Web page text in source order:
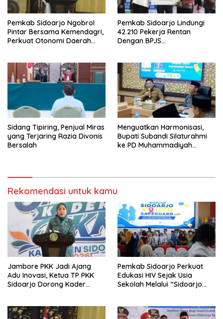
Pemkab Sidoarjo Ngobrol
Pintar Bersama Kemendagri,
Perkuat Otonomi Daerah
Pemkab Sidoarjo Lindungi
42.210 Pekerja Rentan
Dengan BPJS
Wabup Mimik: “Bangun
Manusia Juga Bagian dari
Pembangunan”
Sidang Tipiring, Penjual Miras
yang Terjaring Razia Divonis
Bersalah
Menguatkan Harmonisasi,
Bupati Subandi Silaturahmi
ke PD Muhammadiyah
Rekomendasi untuk kamu
Jambore PKK Jadi Ajang
Adu Inovasi, Ketua TP PKK
Sidoarjo Dorong Kader
Pemkab Sidoarjo Perkuat
Edukasi HIV Sejak Usia
Sekolah Melalui “Sidoarjo